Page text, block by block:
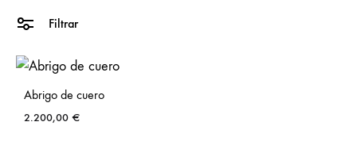
Filtrar
Abrigo de cuero
2.200,00 €